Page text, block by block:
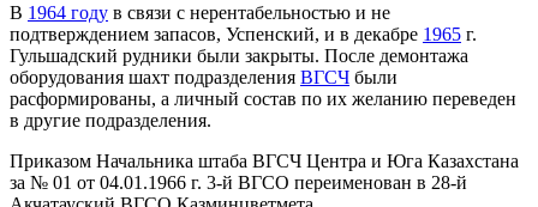
В 1964 году в связи с нерентабельностью и не
подтверждением запасов, Успенский, и в декабре 1965 г.
Гульшадский рудники были закрыты. После демонтажа
оборудования шахт подразделения ВГСЧ были
расформированы, а личный состав по их желанию переведен
в другие подразделения.
Приказом Начальника штаба ВГСЧ Центра и Юга Казахстана
за № 01 от 04.01.1966 г. 3-й ВГСО переименован в 28-й